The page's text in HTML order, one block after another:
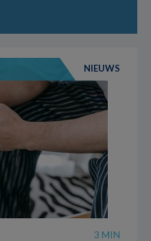
NIEUWS
3 MIN